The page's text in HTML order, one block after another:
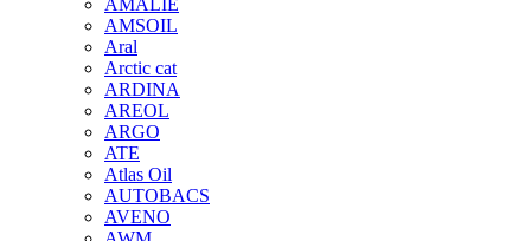
AMALIE
AMSOIL
Aral
Arctic cat
ARDINA
AREOL
ARGO
ATE
Atlas Oil
AUTOBACS
AVENO